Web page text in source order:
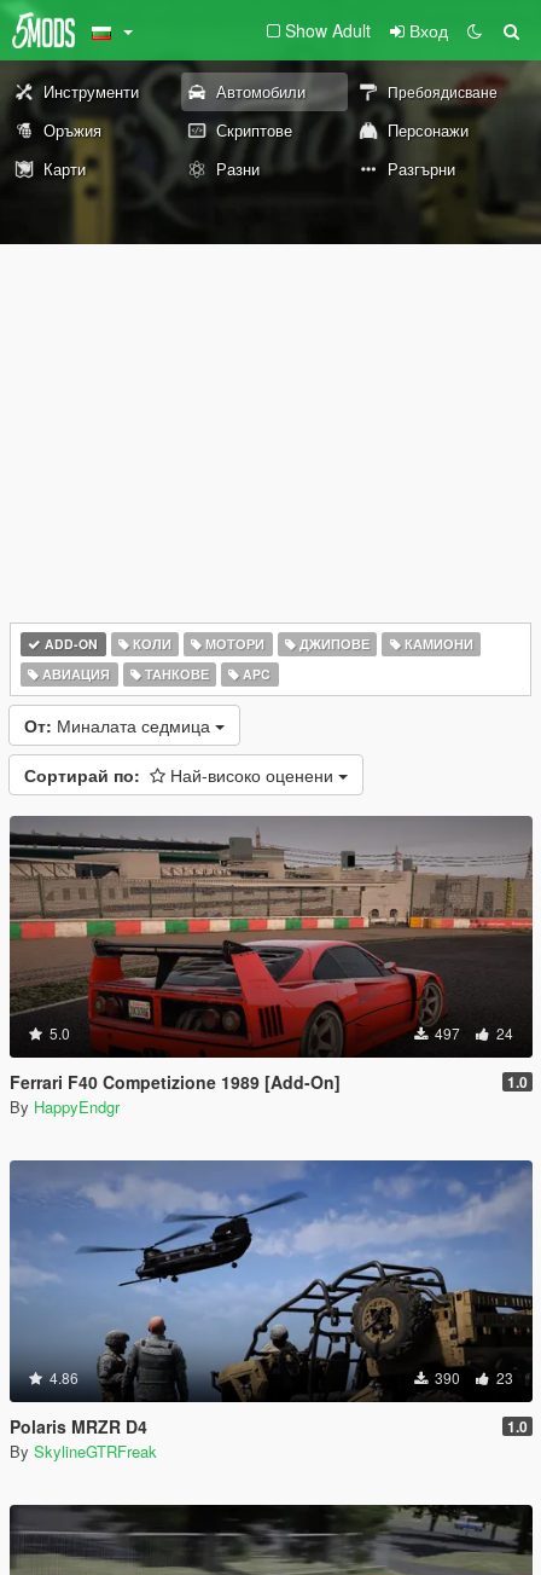
Show Adult Вход
Инструменти Автомобили Пребоядисване
Оръжия Скриптове
Персонажи
Карти
Разни Разгърни
ADD-ON КОЛИ МОТОРИ ДЖИПОВЕ
КАМИОНИ
АВИАЦИЯ
ТАНКОВЕ APC
От: Миналата седмица
Сортирай по: Най-високо оценени
5.0 497 24
Ferrari F40 Competizione 1989 [Add-On] 1.0
By HappyEndgr
4.86 390 23
Polaris MRZR D4 1.0
By SkylineGTRFreak